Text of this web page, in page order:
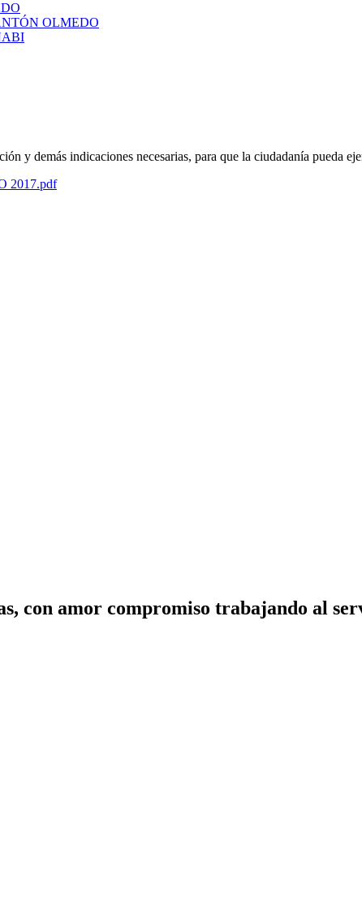
OLMEDO
y demás indicaciones necesarias, para que la ciudadanía pueda
2017.pdf
con amor compromiso trabajando al